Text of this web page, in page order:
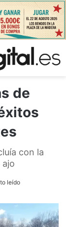
de
con la
ajo
leído